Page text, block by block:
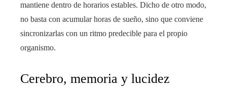
mantiene dentro de horarios estables. Dicho de otro modo,
no basta con acumular horas de sueño, sino que conviene
sincronizarlas con un ritmo predecible para el propio
organismo.
Cerebro, memoria y lucidez